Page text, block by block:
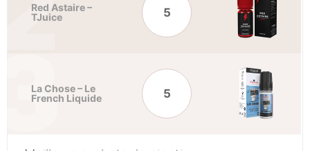
Red Astaire –
TJuice
5
La Chose – Le
French Liquide
5